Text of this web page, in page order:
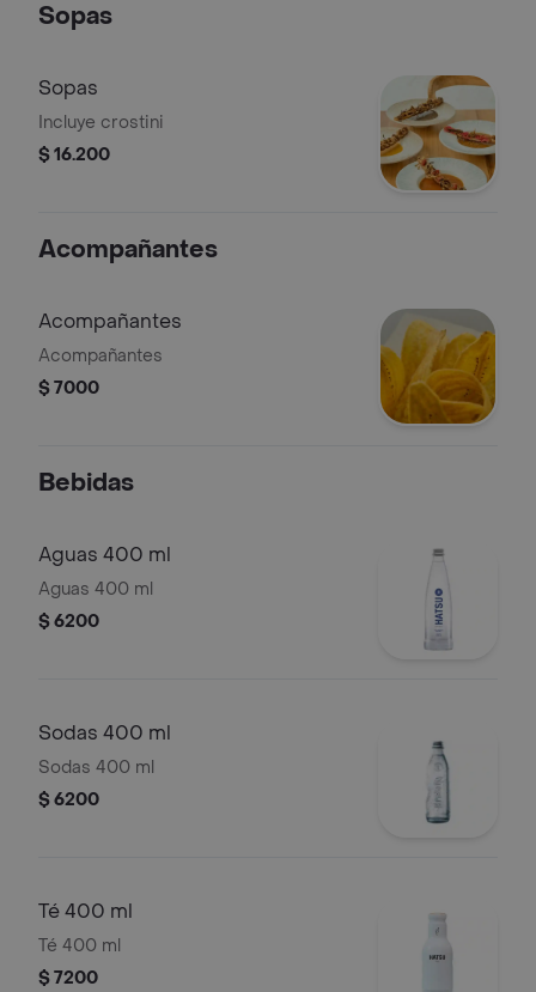
Sopas
Sopas
Incluye crostini
$ 16.200
Acompañantes
Acompañantes
Acompañantes
$ 7000
Bebidas
Aguas 400 ml
Aguas 400 ml
$ 6200
Sodas 400 ml
Sodas 400 ml
$ 6200
Té 400 ml
Té 400 ml
$ 7200